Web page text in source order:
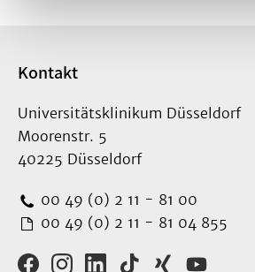
Kontakt
Universitätsklinikum Düsseldorf
Moorenstr. 5
40225 Düsseldorf
00 49 (0) 2 11 - 81 00
00 49 (0) 2 11 - 81 04 855